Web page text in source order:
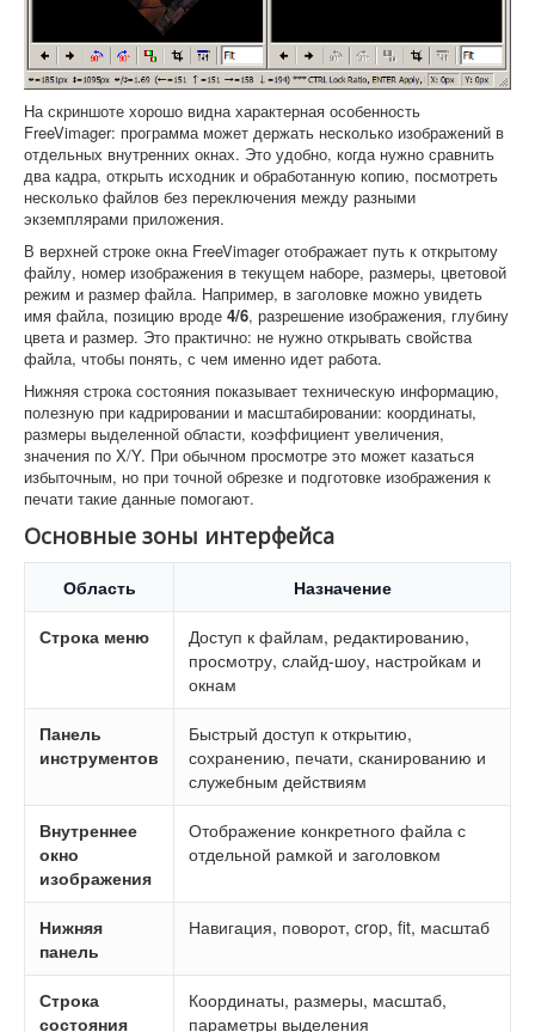
На скриншоте хорошо видна характерная особенность
FreeVimager: программа может держать несколько изображений в
отдельных внутренних окнах. Это удобно, когда нужно сравнить
два кадра, открыть исходник и обработанную копию, посмотреть
несколько файлов без переключения между разными
экземплярами приложения.
В верхней строке окна FreeVimager отображает путь к открытому
файлу, номер изображения в текущем наборе, размеры, цветовой
режим и размер файла. Например, в заголовке можно увидеть
имя файла, позицию вроде 4/6, разрешение изображения, глубину
цвета и размер. Это практично: не нужно открывать свойства
файла, чтобы понять, с чем именно идет работа.
Нижняя строка состояния показывает техническую информацию,
полезную при кадрировании и масштабировании: координаты,
размеры выделенной области, коэффициент увеличения,
значения по X/Y. При обычном просмотре это может казаться
избыточным, но при точной обрезке и подготовке изображения к
печати такие данные помогают.
Основные зоны интерфейса
Область Назначение
Строка меню
Доступ к файлам, редактированию,
просмотру, слайд-шоу, настройкам и
окнам
Панель
инструментов
Быстрый доступ к открытию,
сохранению, печати, сканированию и
служебным действиям
Внутреннее
окно
изображения
Отображение конкретного файла с
отдельной рамкой и заголовком
Нижняя
панель
Навигация, поворот, crop, fit, масштаб
Строка
состояния
Координаты, размеры, масштаб,
параметры выделения